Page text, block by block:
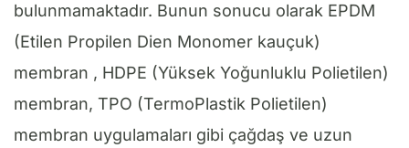
bulunmamaktadır. Bunun sonucu olarak EPDM
(Etilen Propilen Dien Monomer kauçuk)
membran , HDPE (Yüksek Yoğunluklu Polietilen)
membran, TPO (TermoPlastik Polietilen)
membran uygulamaları gibi çağdaş ve uzun